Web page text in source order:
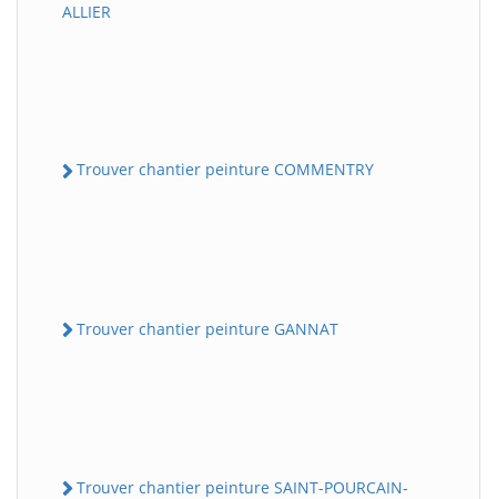
ALLIER
Trouver chantier peinture COMMENTRY
Trouver chantier peinture GANNAT
Trouver chantier peinture SAINT-POURCAIN-